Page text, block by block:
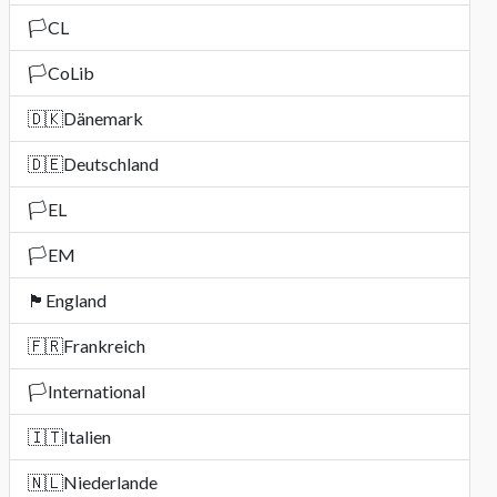
🏳️CL
🏳️CoLib
🇩🇰Dänemark
🇩🇪Deutschland
🏳️EL
🏳️EM
🏴󠁧󠁢󠁥󠁮󠁧󠁿 England
🇫🇷Frankreich
🏳️International
🇮🇹Italien
🇳🇱Niederlande